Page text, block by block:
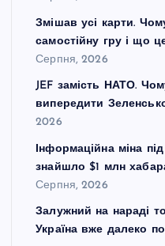
Змішав усі карти.
самостійну гру і що
Серпня, 2026
JEF замість НАТО.
випередити
2026
Інформаційна міна
знайшло $1 млн
Серпня, 2026
Залужний на нараді
Україна вже далеко